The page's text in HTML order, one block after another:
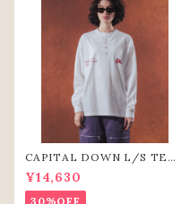
CAPITAL DOWN L/S TEE
（WHT）
¥14,630
30%OFF